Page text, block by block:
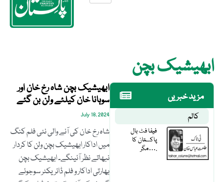
ابھیشیک بچن
مزید خبریں
کالم
فیفا فٹ بال
پاکستان کا
مگر….
ابھیشیک بچن شاہ رخ خان اور
سوہانا خان کیلئے ولن بن گئے
July 18, 2024
شاہ رخ خان کی آنے والی نئی فلم کنگ
میں اداکار ابھیشیک بچن ولن کا کردار
نبھاتے نظر آئینگے۔ ابھیشیک بچن
بھارتی اداکار و فلم ڈائریکٹر سوجوئے